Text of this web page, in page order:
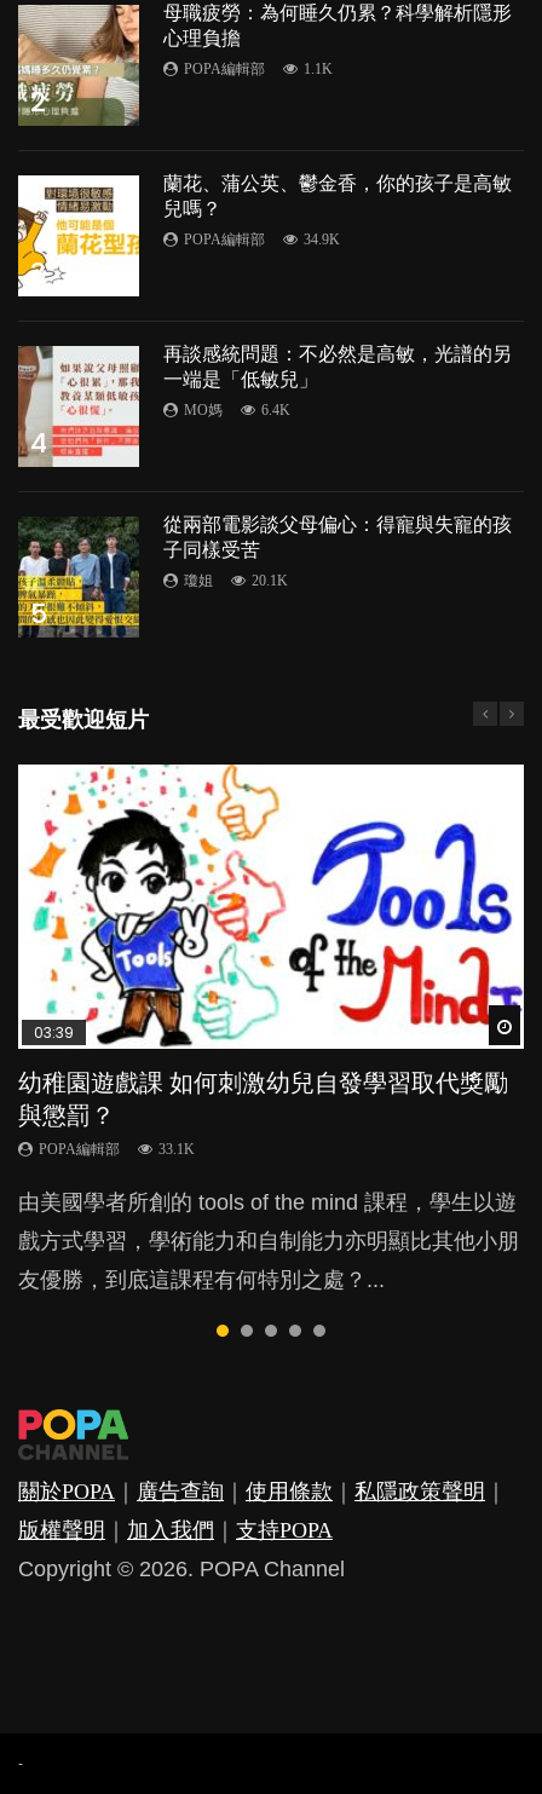
2
母職疲勞：為何睡久仍累？科學解析隱形
心理負擔
POPA編輯部 1.1K
3
蘭花、蒲公英、鬱金香，你的孩子是高敏
兒嗎？
POPA編輯部 34.9K
4
再談感統問題：不必然是高敏，光譜的另
一端是「低敏兒」
MO媽 6.4K
5
從兩部電影談父母偏心：得寵與失寵的孩
子同樣受苦
瓊姐 20.1K
最受歡迎短片
03:39
幼稚園遊戲課 如何刺激幼兒自發學習取代獎勵
與懲罰？
POPA編輯部 33.1K
由美國學者所創的 tools of the mind 課程，學生以遊
戲方式學習，學術能力和自制能力亦明顯比其他小朋
友優勝，到底這課程有何特別之處？...
04:59
幼兒playgroup真係玩耍中學習？研究指BB 15個
月大前上堂不見效果
POPA編輯部 47.1K
現今小朋友的起跑線，愈推愈前。雖然政府並無官方
的統計數字，但粗略估算，香港至少有六、七百家早
期教育中心，但孩子是否愈早上Playgroup愈好？...
03:02
老公患產後憂鬱症對BB的影響
POPA編輯部
鬱，影響日常生活，嚴重的甚至會有自殺，或傷害小
朋友的念頭。但為何爸爸患上產後抑鬱往往難以察
覺？...
04:06
全職好？在職好？｜全職媽媽與在職媽媽的壓
力與價值
POPA編輯部 25.8K
許多媽媽心底可能都有一刻掙扎過：究竟全職好，還
是在職好。雖說每個家庭都有自己的獨特狀況和考慮
因素，但原來全職和在職媽媽所養育的子女其實都各
04:18
凡事以BB為中心，就係好爸媽？｜別忽視父母
的身心虛耗
POPA編輯部 31.5K
父母日夜無間、身心俱疲地照顧BB，如何做到正向
教養？部份父母更會為了小朋友放棄自己的嗜好、減
少出席朋友聚會等等，你以為會換來美好的親子關
係，有助小朋友成長，但原來父母身心虛耗對孩子的
關於POPA 廣告查詢 使用條款 私隱政策聲明
版權聲明
加入我們
支持POPA
Copyright © 2026. POPA Channel
-